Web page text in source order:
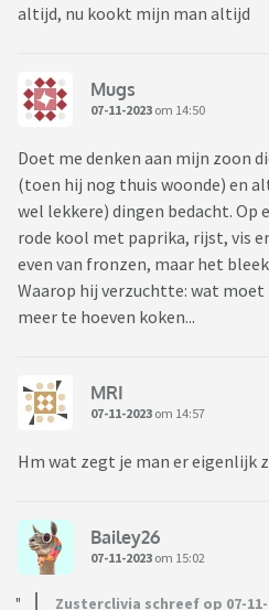
altijd, nu kookt mijn man altijd
Mugs
07-11-2023 om 14:50
Doet me denken aan mijn zoon
(toen hij nog thuis woonde) en
wel lekkere) dingen bedacht. Op
rode kool met paprika, rijst, vis
even van fronzen, maar het
Waarop hij verzuchtte: wat
meer te hoeven koken...
MRI
07-11-2023 om 14:57
Hm wat zegt je man er eigenlijk
Bailey26
07-11-2023 om 15:02
Zusterclivia schreef op 07-11-